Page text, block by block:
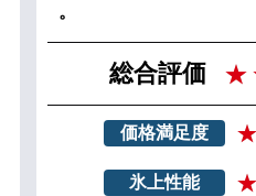
。
総合評価
価格満足度
氷上性能